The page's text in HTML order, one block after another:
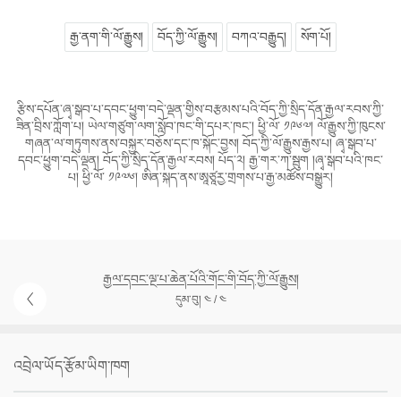
རྒྱ་ནག་གི་ལོ་རྒྱུས། བོད་ཀྱི་ལོ་རྒྱུས། བཀའ་བརྒྱུད། སོག་པོ།
རྩིས་དཔོན་ཞྭ་སྒབ་པ་དབང་ཕྱུག་བདེ་ལྡན་གྱིས་བརྩམས་པའི་བོད་ཀྱི་སྲིད་དོན་རྒྱལ་རབས་ཀྱི་
ཟིན་བྲིས་ཀློག་པ། ཡེལ་གཙུག་ལག་སློབ་ཁང་གི་དཔར་ཁང་། ཕྱི་ལོ་ ༡༩༦༧། ལོ་རྒྱུས་ཀྱི་ཁུངས་
གཞན་ལ་གཏུགས་ནས་བསྐྱར་བཅོས་དང་ཁ་སྐོང་བྱས། བོད་ཀྱི་ལོ་རྒྱུས་རྒྱས་པ། ཞྭ་སྒབ་པ་
དབང་ཕྱུག་བདེ་ལྡན། བོད་ཀྱི་སྲིད་དོན་རྒྱལ་རབས། པོད་༢། རྒྱ་གར་ཀ་སྦུག །ཞྭ་སྒབ་པའི་ཁང་
པ། ཕྱི་ལོ་ ༡༩༧༦། ཨིན་སྐད་ནས་ཨཱཙཱརྱ་གྲགས་པ་རྒྱ་མཚོས་བསྒྱུར།
རྒྱལ་དབང་ལྔ་པ་ཆེན་པོའི་གོང་གི་བོད་ཀྱི་ལོ་རྒྱུས།
དུམ་བུ། ༤ / ༤
འབྲེལ་ཡོད་རྩོམ་ཡིག་ཁག